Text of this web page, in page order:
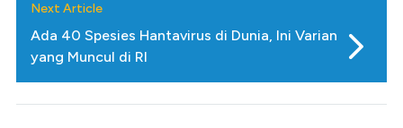
Next Article
Ada 40 Spesies Hantavirus di Dunia, Ini Varian
yang Muncul di RI